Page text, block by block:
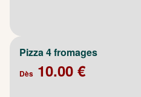
Pizza 4 fromages
Dès 10.00 €